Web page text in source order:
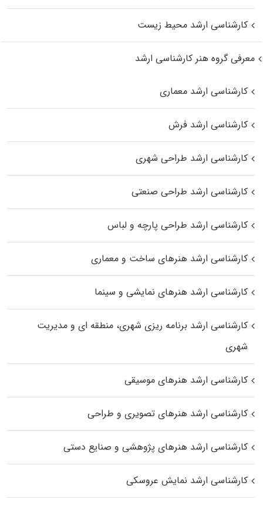
کارشناسی ارشد محیط زیست
معرفی گروه هنر کارشناسی ارشد
کارشناسی ارشد معماری
کارشناسی ارشد فرش
کارشناسی ارشد طراحی شهری
کارشناسی ارشد طراحی صنعتی
کارشناسی ارشد طراحی پارچه و لباس
کارشناسی ارشد هنرهای ساخت و معماری
کارشناسی ارشد هنرهای نمایشی و سینما
کارشناسی ارشد برنامه ریزی شهری، منطقه‌ ای و مدیریت
شهری
کارشناسی ارشد هنرهای موسیقی
کارشناسی ارشد هنرهای تصویری و طراحی
کارشناسی ارشد هنرهای پژوهشی و صنایع دستی
کارشناسی ارشد نمایش عروسکی